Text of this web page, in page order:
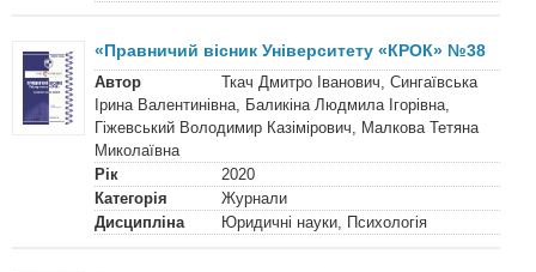
«Правничий вісник Університету «КРОК» №38
Автор
Ткач Дмитро Іванович, Сингаївська
Ірина Валентинівна, Баликіна Людмила Ігорівна,
Гіжевський Володимир Казімірович, Малкова Тетяна
Миколаївна
Рік
2020
Категорія
Журнали
Дисципліна
Юридичні науки, Психологія